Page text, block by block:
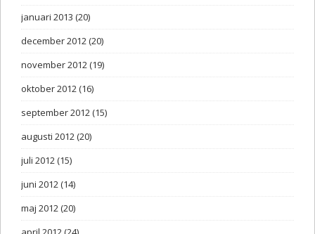
januari 2013 (20)
december 2012(20)
november 2012(19)
oktober 2012(16)
september 2012(15)
augusti 2012(20)
juli 2012(15)
juni 2012(14)
maj 2012(20)